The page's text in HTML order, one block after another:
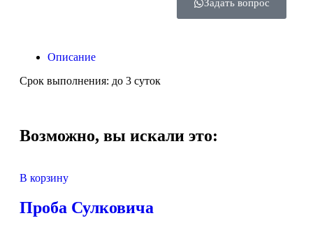
Задать вопрос
Описание
Срок выполнения: до 3 суток
Возможно, вы искали это:
В корзину
Проба Сулковича